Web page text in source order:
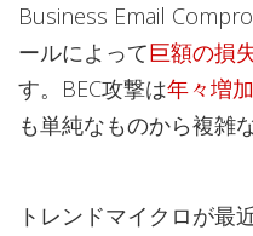
Business Email
ールによって巨額の損
す。BEC攻撃は年々増
も単純なものから複雑
トレンドマイクロが最